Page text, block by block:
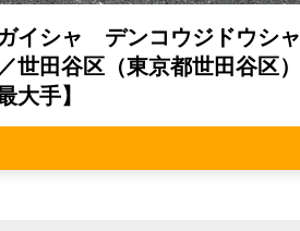
イシャ デンコウジドウシャ
田谷区（東京都世田谷区）
大手】